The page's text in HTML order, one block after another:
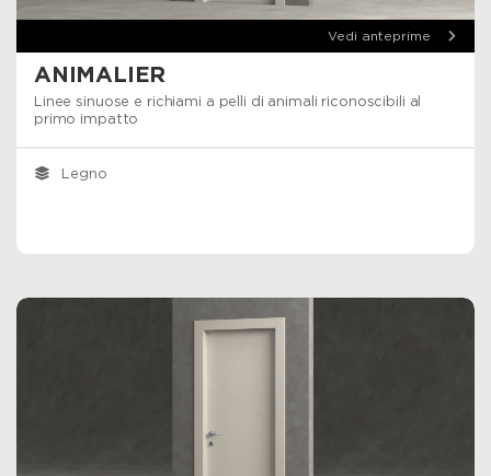
Vedi anteprime
ANIMALIER
Linee sinuose e richiami a pelli di animali riconoscibili al
primo impatto
Legno